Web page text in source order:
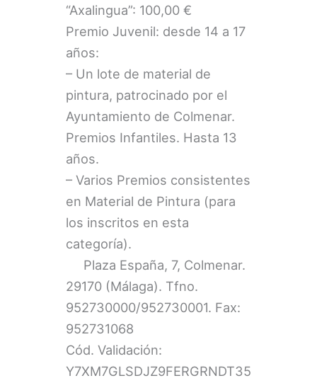
“Axalingua”: 100,00 €
Premio Juvenil: desde 14 a 17
años:
– Un lote de material de
pintura, patrocinado por el
Ayuntamiento de Colmenar.
Premios Infantiles. Hasta 13
años.
– Varios Premios consistentes
en Material de Pintura (para
los inscritos en esta
categoría).
Plaza España, 7, Colmenar.
29170 (Málaga). Tfno.
952730000/952730001. Fax:
952731068
Cód. Validación:
Y7XM7GLSDJZ9FERGRNDT35